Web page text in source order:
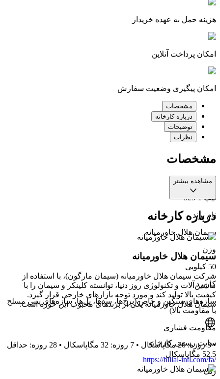
هزینه حمل به‌ عهده خریدار
امکان پرداخت آنلاین
امکان پیگیری وضعیت سفارش
مشخصات
درباره کارخانه
توضیحات
نظرات
مشخصات
نوع
تیپ 1-525
نام برند
سیمان هلال خاورمیانه
وزن
50 کیلویی
کاربرد
سازه‌های سنگین و خاص (برج‌ها، سدها، پل‌ها، سازه‌های بتنی مسلح
با مقاومت بالا)
مقاومت فشاری
• 3 روزه: 20 مگاپاسکال • 7 روزه: 32 مگاپاسکال • 28 روزه: حداقل
52.5 مگاپاسکال
رنگ
مشاهده بیشتر
درباره کارخانه
سیمان هلال خاورمیانه
شرکت سیمان هلال خاورمیانه (سیمان مارگون)، با استفاده از
ماشین‌آلات و تکنولوژی روز دنیا، توانسته کلینکر و سیمان را با
کیفیت بالا تولید کند و مورد توجه بازارهای خارجی قرار گیرد.
سیمان هلال خاورمیانه یکی از برندهای محبوب این حوزه است.
سایت رسمی کارخانه
https://hillal-intl.com/fa/